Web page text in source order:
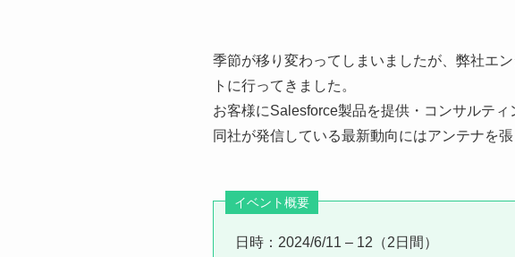
季節が移り変わってしまいましたが、弊社エ
トに行ってきました。
お客様にSalesforce製品を提供・コンサルテ
同社が発信している最新動向にはアンテナを張
イベント概要
日時：2024/6/11 – 12（2日間）